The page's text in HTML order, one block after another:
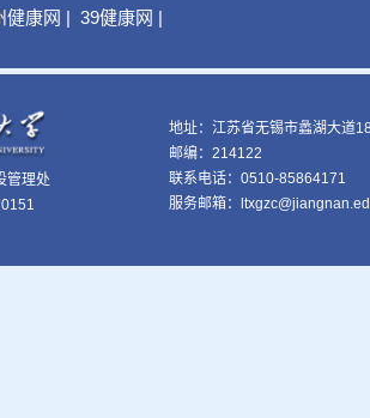
健康网 | 39健康网 |
管理处
地址：江苏省无锡市蠡湖大道
邮编：214122
联系电话：0510-85864171
服务邮箱：